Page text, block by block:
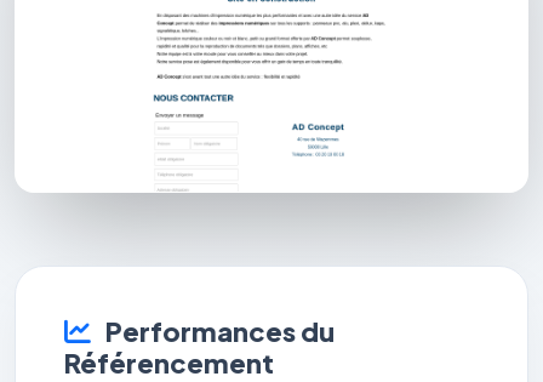
Performances du
Référencement